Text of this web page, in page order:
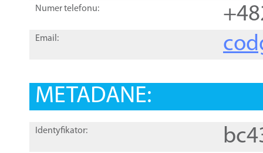
Numer telefonu:
Email:
METADANE:
Identyfikator: